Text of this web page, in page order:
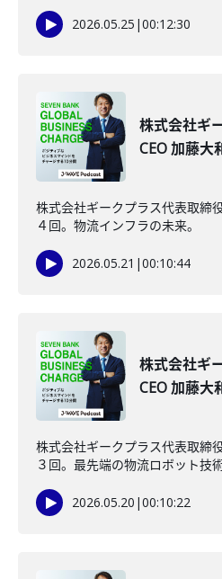
2026.05.25 |00:12:30
株式会社ギ
CEO 加藤大
株式会社ギークプラス代表取締
４回。物流インフラの未来。
2026.05.21 |00:10:44
株式会社ギ
CEO 加藤大
株式会社ギークプラス代表取締
３回。最先端の物流ロボット技術
2026.05.20 |00:10:22